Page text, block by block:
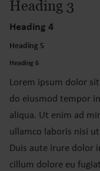
Heading 3
Heading 4
Heading 5
Heading 6
Lorem ipsum dolor
do eiusmod tempor
aliqua. Ut enim ad
ullamco laboris nisi
Duis aute irure dolor
cillum dolore eu